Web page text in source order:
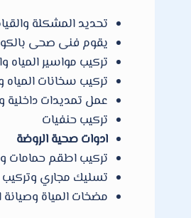
تحديد المشكلة
يقوم فنى صحى
تركيب مواسير المياه
تركيب سخانات المياه
عمل تمديدات داخلية
تركيب حنفيات
ادوات صحية الروضة
تركيب اطقم حمامات
تسليك مجاري وتركيب
مضخات المياة وصيانة